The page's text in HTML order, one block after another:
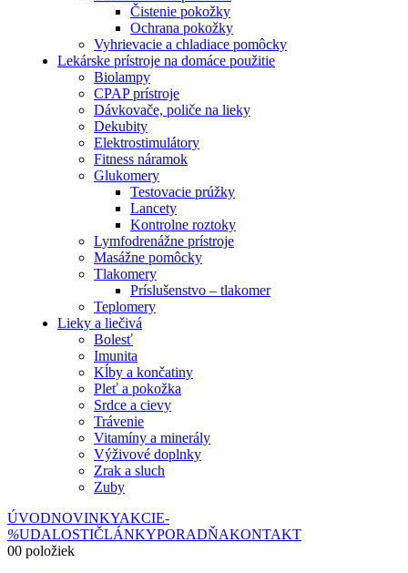
Čistenie pokožky
Ochrana pokožky
Vyhrievacie a chladiace pomôcky
Lekárske prístroje na domáce použitie
Biolampy
CPAP prístroje
Dávkovače, poliče na lieky
Dekubity
Elektrostimulátory
Fitness náramok
Glukomery
Testovacie prúžky
Lancety
Kontrolne roztoky
Lymfodrenážne prístroje
Masážne pomôcky
Tlakomery
Príslušenstvo – tlakomer
Teplomery
Lieky a liečivá
Bolesť
Imunita
Kĺby a končatiny
Pleť a pokožka
Srdce a cievy
Trávenie
Vitamíny a minerály
Výživové doplnky
Zrak a sluch
Zuby
ÚVODNOVINKYAKCIE-
%UDALOSTIČLÁNKYPORADŇAKONTAKT
00 položiek